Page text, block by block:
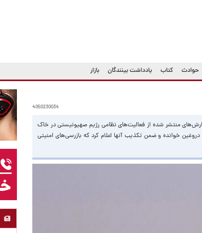
حوادث کتاب یادداشت بینندگان بازار
4050230034
منتشر شده از فعالیت‌های نظامی رژیم صهیونیستی در خاک
دروغین خوانده و ضمن تکذیب آنها اعلام کرد که بازرسی‌های امنیتی